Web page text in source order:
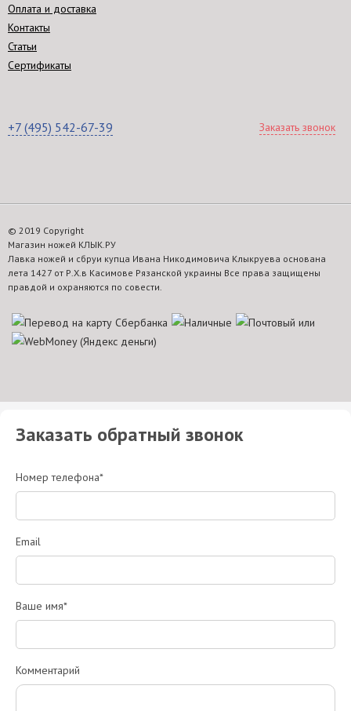
Оплата и доставка
Контакты
Статьи
Сертификаты
+7 (495) 542-67-39 Заказать звонок
© 2019 Copyright
Магазин ножей КЛЫК.РУ
Лавка ножей и сбруи купца Ивана Никодимовича Клыкруева основана
лета 1427 от Р.Х.в Касимове Рязанской украины Все права защищены
правдой и охраняются по совести.
Заказать обратный звонок
Номер телефона*
Email
Ваше имя*
Комментарий